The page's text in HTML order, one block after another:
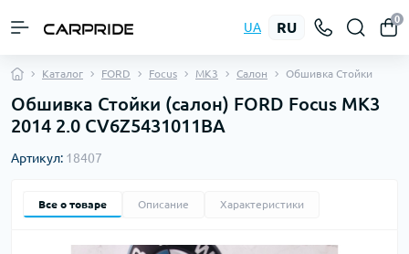
UA RU
0
Каталог FORD Focus MK3 Салон Обшивка Стойки
Обшивка Стойки (салон) FORD Focus MK3
2014 2.0 CV6Z5431011BA
Артикул: 18407
Все о товаре Описание Характеристики